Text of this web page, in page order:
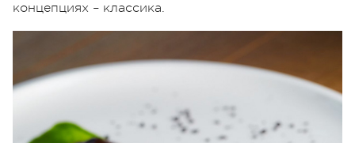
концепциях – классика.